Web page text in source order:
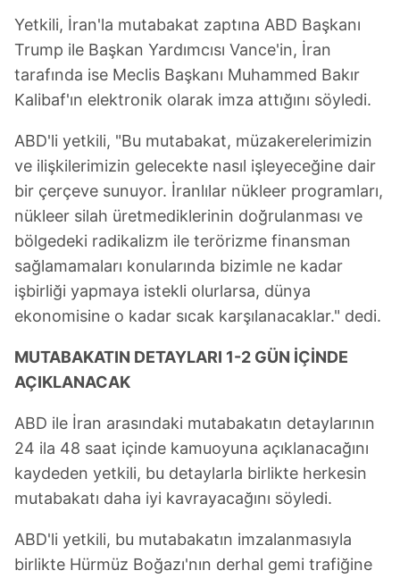
Yetkili, İran'la mutabakat zaptına ABD Başkanı
Trump ile Başkan Yardımcısı Vance'in, İran
tarafında ise Meclis Başkanı Muhammed Bakır
Kalibaf'ın elektronik olarak imza attığını söyledi.
ABD'li yetkili, "Bu mutabakat, müzakerelerimizin
ve ilişkilerimizin gelecekte nasıl işleyeceğine dair
bir çerçeve sunuyor. İranlılar nükleer programları,
nükleer silah üretmediklerinin doğrulanması ve
bölgedeki radikalizm ile terörizme finansman
sağlamamaları konularında bizimle ne kadar
işbirliği yapmaya istekli olurlarsa, dünya
ekonomisine o kadar sıcak karşılanacaklar." dedi.
MUTABAKATIN DETAYLARI 1-2 GÜN İÇİNDE
AÇIKLANACAK
ABD ile İran arasındaki mutabakatın detaylarının
24 ila 48 saat içinde kamuoyuna açıklanacağını
kaydeden yetkili, bu detaylarla birlikte herkesin
mutabakatı daha iyi kavrayacağını söyledi.
ABD'li yetkili, bu mutabakatın imzalanmasıyla
birlikte Hürmüz Boğazı'nın derhal gemi trafiğine